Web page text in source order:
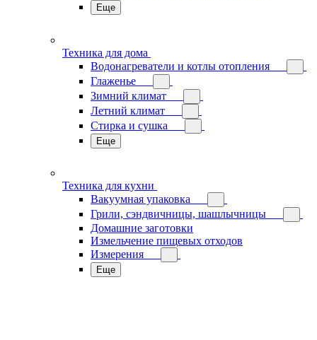
Еще
Техника для дома
Водонагреватели и котлы отопления
Глаженье
Зимний климат
Летний климат
Стирка и сушка
Еще
Техника для кухни
Вакуумная упаковка
Грили, сэндвичницы, шашлычницы
Домашние заготовки
Измельчение пищевых отходов
Измерения
Еще